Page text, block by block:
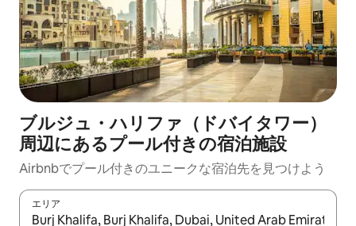
ブルジュ・ハリファ（ドバイタワー）
周辺にあるプール付きの宿泊施設
Airbnbでプール付きのユニークな宿泊先を見つけよう
エリア
検索結果が表示されたら、上下の矢印キーを使って移動するか